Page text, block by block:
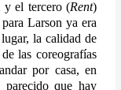
y el tercero (Rent)
Larson ya era
la calidad de
las coreografías
por casa, en
que hay